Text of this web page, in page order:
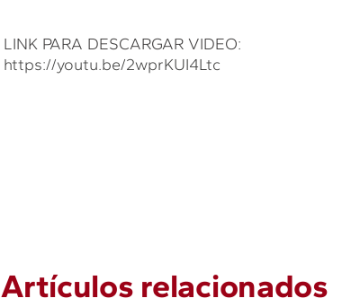
LINK PARA DESCARGAR VIDEO:
https://youtu.be/2wprKUI4Ltc
Artículos relacionados